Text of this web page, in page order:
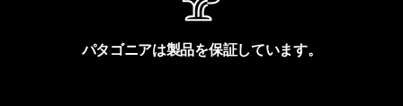
パタゴニアは製品を保証しています。